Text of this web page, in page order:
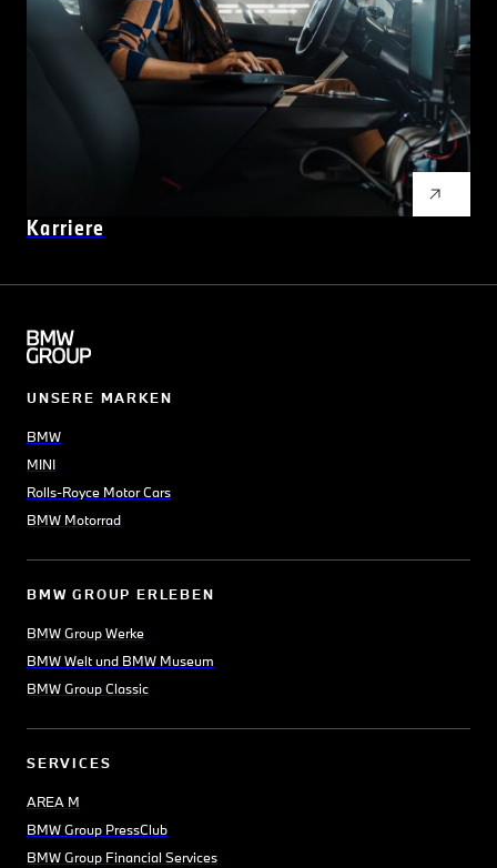
Karriere
UNSERE MARKEN
BMW
MINI
Rolls-Royce Motor Cars
BMW Motorrad
BMW GROUP ERLEBEN
BMW Group Werke
BMW Welt und BMW Museum
BMW Group Classic
SERVICES
AREA M
BMW Group PressClub
BMW Group Financial Services